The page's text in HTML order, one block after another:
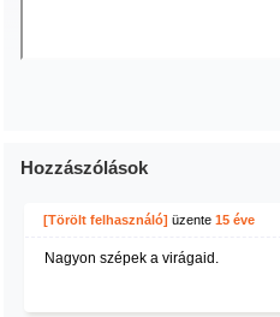
Hozzászólások
[Törölt felhasználó] üzente 15 éve
Nagyon szépek a virágaid.